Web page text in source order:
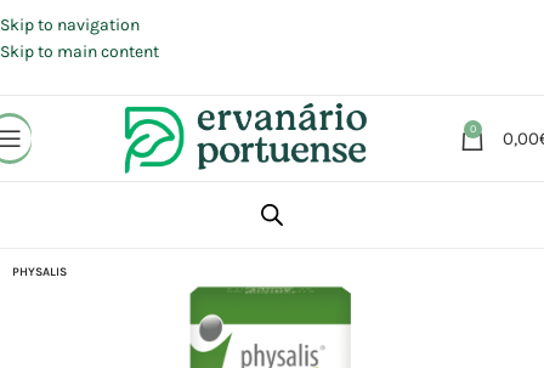
Skip to navigation
Skip to main content
0 0,00
Suplementos alimentares
PHYSALIS